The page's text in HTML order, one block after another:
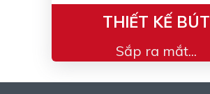
THIẾT KẾ BÚT
Sắp ra mắt...